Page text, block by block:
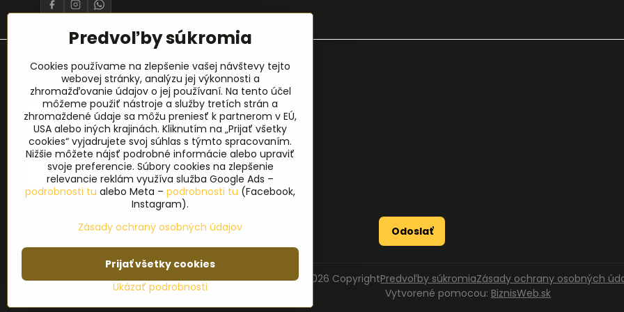
Prihlásenie na odber noviniek
Meno*
E-mail*
Odoslať
© 2026 CopyrightPredvoľby súkromiaZásady ochrany osobných
Vytvorené pomocou: BiznisWeb.sk
Predvoľby súkromia
Cookies používame na zlepšenie vašej návštevy tejto
webovej stránky, analýzu jej výkonnosti a
zhromažďovanie údajov o jej používaní. Na tento účel
môžeme použiť nástroje a služby tretích strán a
zhromaždené údaje sa môžu preniesť k partnerom v EÚ,
USA alebo iných krajinách. Kliknutím na „Prijať všetky
cookies“ vyjadrujete svoj súhlas s týmto spracovaním.
Nižšie môžete nájsť podrobné informácie alebo upraviť
svoje preferencie. Súbory cookies na zlepšenie
relevancie reklám využíva služba Google Ads –
podrobnosti tu alebo Meta – podrobnosti tu (Facebook,
Instagram).
Zásady ochrany osobných údajov
Ukázať podrobnosti
Prijať všetky cookies